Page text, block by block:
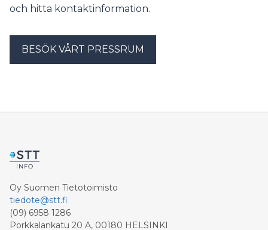
och hitta kontaktinformation.
BESÖK VÅRT PRESSRUM
Oy Suomen Tietotoimisto
tiedote@stt.fi
(09) 6958 1286
Porkkalankatu 20 A, 00180 HELSINKI